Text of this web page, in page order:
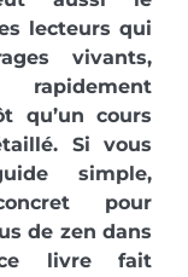
lecteurs qui
vivants,
qu’un cours
Si vous
simple,
pour
de zen dans
livre fait